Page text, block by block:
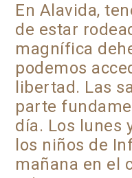
En Alavida,
de estar
magnífica
podemos
libertad. Las
parte
día. Los lunes
los niños de
mañana en el